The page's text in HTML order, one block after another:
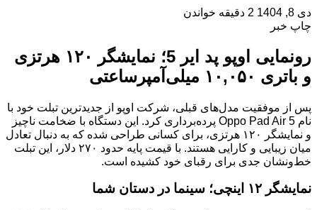
دی 8, 1404
2 دقیقه خواندن
چاپ خبر
رونمایی اوپو پد ایر 5؛ نمایشگر ۱۲۰ هرتزی
و باتری ۱۰,۰۵۰ میلی‌آمپرساعتی
پس از موفقیت مدل‌های قبلی، شرکت اوپو از جدیدترین تبلت خود با
نام Oppo Pad Air 5 پرده‌برداری کرد. این دستگاه با ضخامت ناچیز
و نمایشگر ۱۲۰ هرتزی، برای کسانی طراحی شده که به دنبال تعادل
میان زیبایی و کارایی هستند. با قیمت پایه حدود ۲۷۰ دلار، این تبلت
خط‌ونشان جدی برای رقبای خود کشیده است.
نمایشگر ۱۲ اینچی؛ سینما در دستان شما